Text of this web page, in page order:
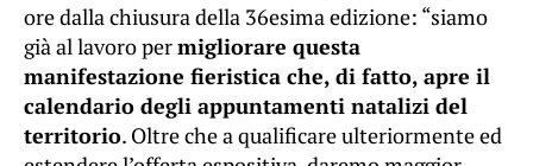
ore dalla chiusura della 36esima edizione: “siamo
già al lavoro permigliorare questa
manifestazione fieristica che, di fatto, apre il
calendario degli appuntamenti natalizi del
territorio. Oltre che a qualificare ulteriormente ed